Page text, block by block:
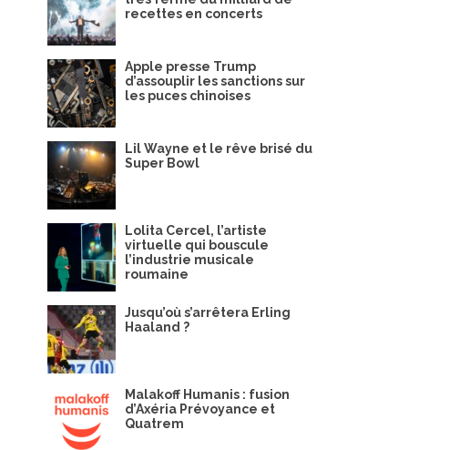
recettes en concerts
Apple presse Trump
d’assouplir les sanctions sur
les puces chinoises
Lil Wayne et le rêve brisé du
Super Bowl
Lolita Cercel, l’artiste
virtuelle qui bouscule
l’industrie musicale
roumaine
Jusqu’où s’arrêtera Erling
Haaland ?
Malakoff Humanis : fusion
d’Axéria Prévoyance et
Quatrem